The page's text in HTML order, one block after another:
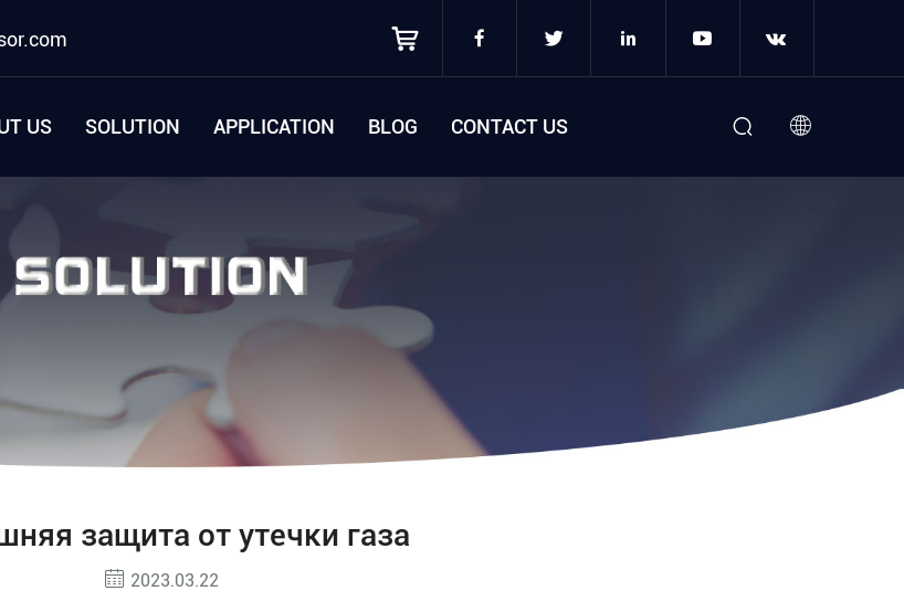
US SOLUTION APPLICATION BLOG CONTACT US
защита от утечки газа
2023.03.22